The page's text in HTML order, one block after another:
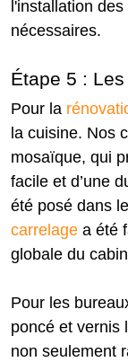
l'installation
nécessaires.
Étape 5 :
Pour la
la cuisine. Nos
mosaïque, qui
facile et d’une
été posé dans
carrelage a été
globale du
Pour les
poncé et vernis
non seulement